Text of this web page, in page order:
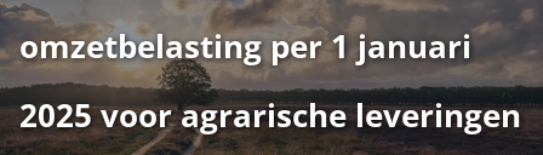
omzetbelasting per 1 januari
2025 voor agrarische leveringen